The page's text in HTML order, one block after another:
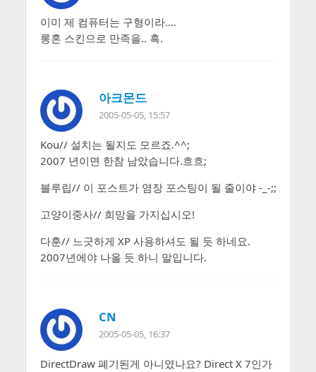
이미 제 컴퓨터는 구형이라….
롱혼 스킨으로 만족을.. 흑.
아크몬드
2005-05-05, 15:57
Kou// 설치는 될지도 모르죠.^^;
2007 년이면 한참 남았습니다.흐흐;
블루립// 이 포스트가 염장 포스팅이 될 줄이야 -_-;;
고양이중사// 희망을 가지십시오!
다훈// 느긋하게 XP 사용하셔도 될 듯 하네요.
2007년에야 나올 듯 하니 말입니다.
CN
2005-05-05, 16:37
DirectDraw 폐기된게 아니였나요? Direct X 7인가